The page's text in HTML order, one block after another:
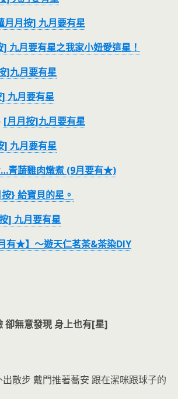
月月按] 九月要有星
九月要有星之我家小妞愛這星！
]九月要有星
九月要有星
[月月按]九月要有星
] 九月要有星
青蔬雞肉燉煮 (9月要有★)
} 給寶貝的星。
] 九月要有星
月有★】～遊天仁茗茶&茶染DIY
卻無意發現 身上也有[星]
散步 戴門推著蕎安 跟在潔咪跟球子的